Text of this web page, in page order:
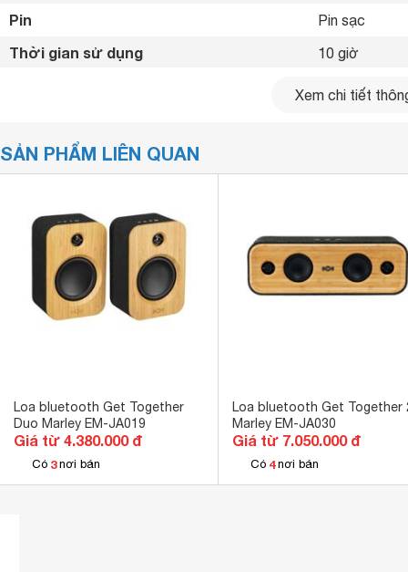
Pin Pin sạc
Thời gian sử dụng 10 giờ
Cảm ứng
Kết nối không dây
Xem chi tiết
SẢN PHẨM LIÊN QUAN
Loa bluetooth Get Together
Duo Marley EM-JA019
Giá từ 4.380.000 đ
Có 3 nơi bán
Loa bluetooth Get Together
Marley EM-JA030
Giá từ 7.050.000 đ
Có 4 nơi bán